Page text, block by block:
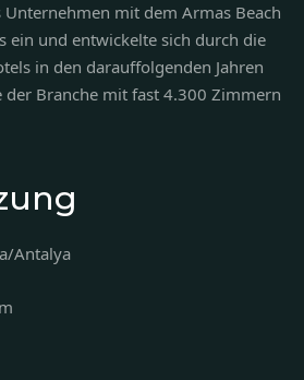
mit dem Armas Beach
ein und entwickelte sich durch die
in den darauffolgenden Jahren
Branche mit fast 4.300 Zimmern
Antalya